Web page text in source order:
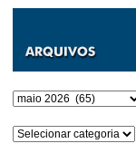
Arquivos
Categorias